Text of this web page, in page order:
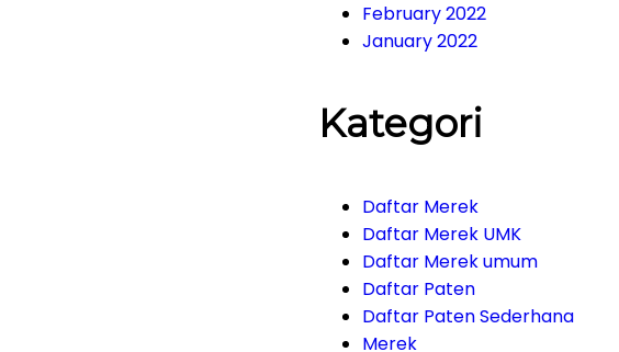
February 2022
January 2022
Kategori
Daftar Merek
Daftar Merek UMK
Daftar Merek umum
Daftar Paten
Daftar Paten Sederhana
Merek